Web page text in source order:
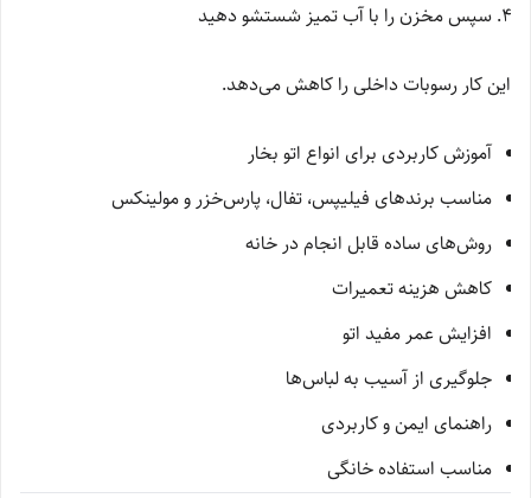
سپس مخزن را با آب تمیز شستشو دهید
این کار رسوبات داخلی را کاهش می‌دهد.
آموزش کاربردی برای انواع اتو بخار
مناسب برندهای فیلیپس، تفال، پارس‌خزر و مولینکس
روش‌های ساده قابل انجام در خانه
کاهش هزینه تعمیرات
افزایش عمر مفید اتو
جلوگیری از آسیب به لباس‌ها
راهنمای ایمن و کاربردی
مناسب استفاده خانگی